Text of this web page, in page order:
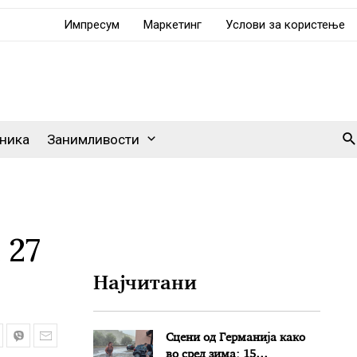
Импресум Маркетинг Услови за користење
Занимливости
Најчитани
Сцени од Германија како
во сред зима: 15